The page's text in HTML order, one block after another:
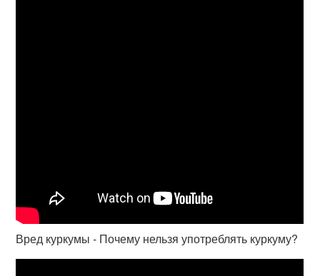
Вред куркумы - Почему нельзя употреблять куркуму?